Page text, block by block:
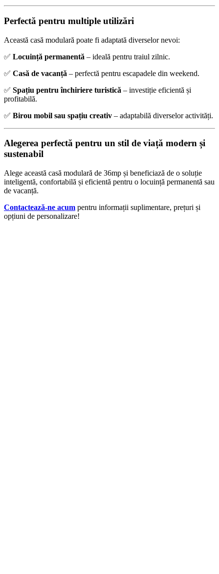
Perfectă pentru multiple utilizări
Această casă modulară poate fi adaptată diverselor nevoi:
✅ Locuință permanentă – ideală pentru traiul zilnic.
✅ Casă de vacanță – perfectă pentru escapadele din weekend.
✅ Spațiu pentru închiriere turistică – investiție eficientă și
profitabilă.
✅ Birou mobil sau spațiu creativ – adaptabilă diverselor activități.
Alegerea perfectă pentru un stil de viață modern și
sustenabil
Alege această casă modulară de 36mp și beneficiază de o soluție
inteligentă, confortabilă și eficientă pentru o locuință permanentă sau
de vacanță.
Contactează-ne acum pentru informații suplimentare, prețuri și
opțiuni de personalizare!